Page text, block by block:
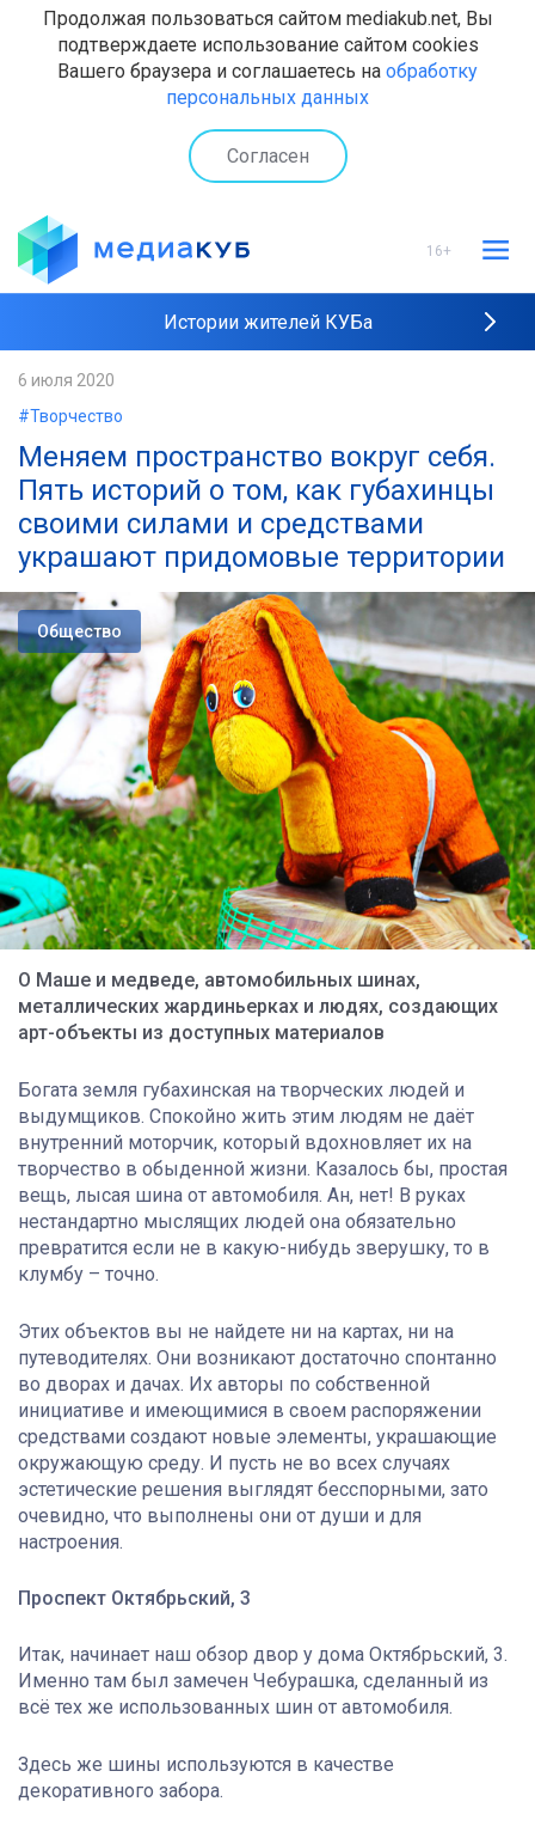
Продолжая пользоваться сайтом mediakub.net, Вы
подтверждаете использование сайтом cookies
Вашего браузера и соглашаетесь на обработку
персональных данных
Согласен
16+
Истории жителей КУБа
6 июля 2020
#Творчество
Меняем пространство вокруг себя.
Пять историй о том, как губахинцы
своими силами и средствами
украшают придомовые территории
Общество
О Маше и медведе, автомобильных шинах,
металлических жардиньерках и людях, создающих
арт-объекты из доступных материалов
Богата земля губахинская на творческих людей и
выдумщиков. Спокойно жить этим людям не даёт
внутренний моторчик, который вдохновляет их на
творчество в обыденной жизни. Казалось бы, простая
вещь, лысая шина от автомобиля. Ан, нет! В руках
нестандартно мыслящих людей она обязательно
превратится если не в какую-нибудь зверушку, то в
клумбу – точно.
Этих объектов вы не найдете ни на картах, ни на
путеводителях. Они возникают достаточно спонтанно
во дворах и дачах. Их авторы по собственной
инициативе и имеющимися в своем распоряжении
средствами создают новые элементы, украшающие
окружающую среду. И пусть не во всех случаях
эстетические решения выглядят бесспорными, зато
очевидно, что выполнены они от души и для
настроения.
Проспект Октябрьский, 3
Итак, начинает наш обзор двор у дома Октябрьский, 3.
Именно там был замечен Чебурашка, сделанный из
всё тех же использованных шин от автомобиля.
Здесь же шины используются в качестве
декоративного забора.